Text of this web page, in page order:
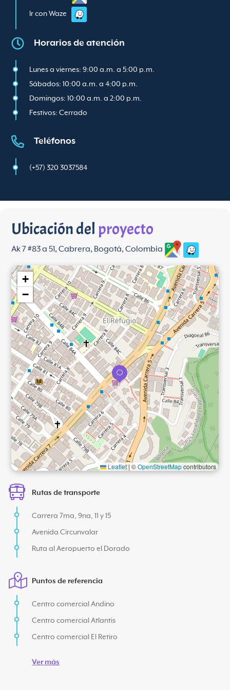
Ir con Waze
Horarios de atención
Lunes a viernes: 9:00 a.m. a 5:00 p.m.
Sábados: 10:00 a.m. a 4:00 p.m.
Domingos: 10:00 a.m. a 2:00 p.m.
Festivos: Cerrado
Teléfonos
(+57) 320 3037584
Ubicación del proyecto
Ak 7 #83 a 51, Cabrera, Bogotá, Colombia
+
−
Leaflet|©OpenStreetMapcontributors
Rutas de transporte
Carrera 7ma, 9na, 11 y 15
Avenida Circunvalar
Ruta al Aeropuerto el Dorado
Puntos de referencia
Centro comercial Andino
Centro comercial Atlantis
Centro comercial El Retiro
Ver más